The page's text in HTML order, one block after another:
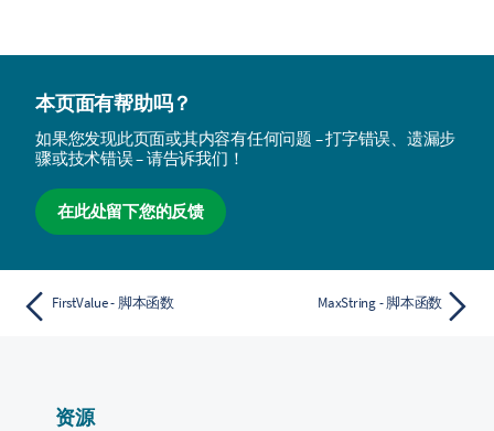
本页面有帮助吗？
如果您发现此页面或其内容有任何问题 – 打字错误、遗漏步
骤或技术错误 – 请告诉我们！
在此处留下您的反馈
FirstValue - 脚本函数 MaxString - 脚本函数
资源